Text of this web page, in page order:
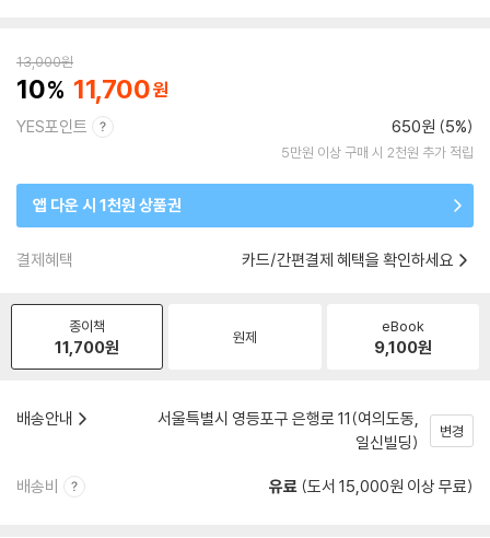
13,000원
10 11,700
YES포인트 650원 (5%)
5만원 이상 구매 시 2천원 추가 적립
앱 다운 시 1천원 상품권
결제혜택 카드/간편결제 혜택을 확인하세요
종이책
11,700원 원제
eBook
9,100원
배송안내
서울특별시 영등포구 은행로 11(여의도동,
일신빌딩)
변경
배송비 유료 (도서 15,000원 이상 무료)